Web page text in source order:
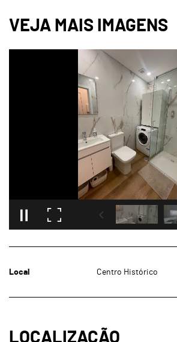
Local Centro Histórico